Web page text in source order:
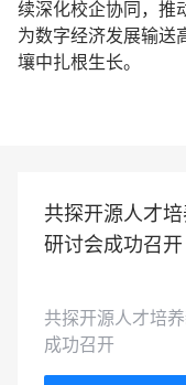
续深化校企协同，推
为数字经济发展输送
壤中扎根生长。
共探开源人才
研讨会成功召开
共探开源人才培
成功召开